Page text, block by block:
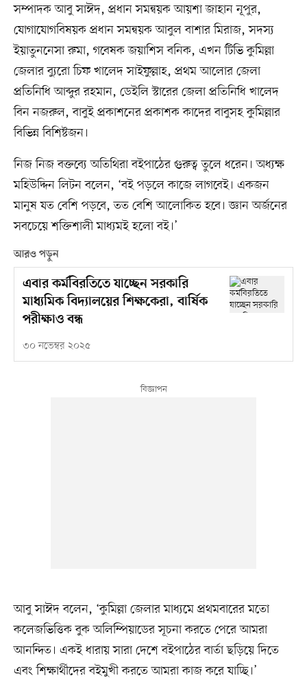
সম্পাদক আবু সাঈদ, প্রধান সমন্বয়ক আয়শা জাহান নূপুর,
যোগাযোগবিষয়ক প্রধান সমন্বয়ক আবুল বাশার মিরাজ, সদস্য
ইয়াতুননেসা রুমা, গবেষক জয়াশিস বনিক, এখন টিভি কুমিল্লা
জেলার ব্যুরো চিফ খালেদ সাইফুল্লাহ, প্রথম আলোর জেলা
প্রতিনিধি আব্দুর রহমান, ডেইলি স্টারের জেলা প্রতিনিধি খালেদ
বিন নজরুল, বাবুই প্রকাশনের প্রকাশক কাদের বাবুসহ কুমিল্লার
বিভিন্ন বিশিষ্টজন।
নিজ নিজ বক্তব্যে অতিথিরা বইপাঠের গুরুত্ব তুলে ধরেন। অধ্যক্ষ
মহিউদ্দিন লিটন বলেন, ‘বই পড়লে কাজে লাগবেই। একজন
মানুষ যত বেশি পড়বে, তত বেশি আলোকিত হবে। জ্ঞান অর্জনের
সবচেয়ে শক্তিশালী মাধ্যমই হলো বই।’
আরও পড়ুন
এবার কর্মবিরতিতে যাচ্ছেন সরকারি
মাধ্যমিক বিদ্যালয়ের শিক্ষকেরা, বার্ষিক
পরীক্ষাও বন্ধ
৩০ নভেম্বর ২০২৫
আবু সাঈদ বলেন, ‘কুমিল্লা জেলার মাধ্যমে প্রথমবারের মতো
কলেজভিত্তিক বুক অলিম্পিয়াডের সূচনা করতে পেরে আমরা
আনন্দিত। একই ধারায় সারা দেশে বইপাঠের বার্তা ছড়িয়ে দিতে
এবং শিক্ষার্থীদের বইমুখী করতে আমরা কাজ করে যাচ্ছি।’